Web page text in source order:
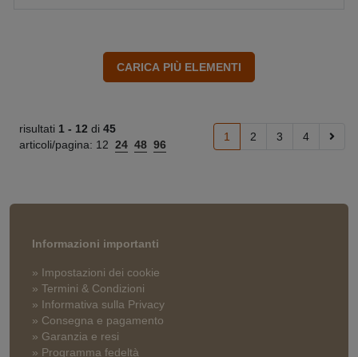
risultati 1 - 12 di 45
articoli/pagina: 12 24 48 96
1 2 3 4
Informazioni importanti
» Impostazioni dei cookie
» Termini & Condizioni
» Informativa sulla Privacy
» Consegna e pagamento
» Garanzia e resi
» Programma fedeltà